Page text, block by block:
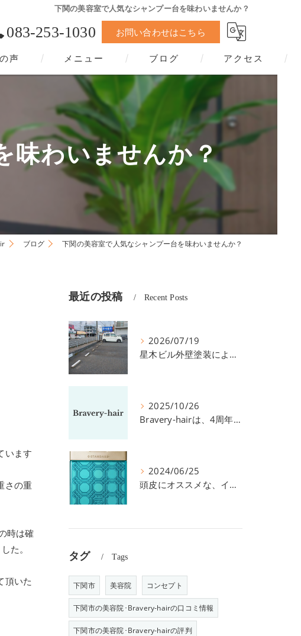
下関の美容室で人気なシャンプー台を味わいませんか？
083-253-1030 お問い合わせはこちら
声 メニュー ブログ アクセス
味わいませんか？
ブログ 下関の美容室で人気なシャンプー台を味わいませんか？
います
さの重
時は確
た。
頂いた
最近の投稿 Recent Posts
2026/07/19
星木ビル外壁塗装による、駐車場の件につきまして。
2025/10/26
Bravery-hairは、4周年を迎えました！
2024/06/25
頭皮にオススメな、イイスタンダードのスカルプ系シャンプー＆トリートメントです！
タグ Tags
下関市 美容院 コンセプト
下関市の美容院･Bravery-hairの口コミ情報
下関市の美容院･Bravery-hairの評判